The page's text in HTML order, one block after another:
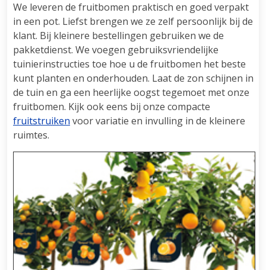
We leveren de fruitbomen praktisch en goed verpakt
in een pot. Liefst brengen we ze zelf persoonlijk bij de
klant. Bij kleinere bestellingen gebruiken we de
pakketdienst. We voegen gebruiksvriendelijke
tuinierinstructies toe hoe u de fruitbomen het beste
kunt planten en onderhouden. Laat de zon schijnen in
de tuin en ga een heerlijke oogst tegemoet met onze
fruitbomen. Kijk ook eens bij onze compacte
fruitstruiken voor variatie en invulling in de kleinere
ruimtes.